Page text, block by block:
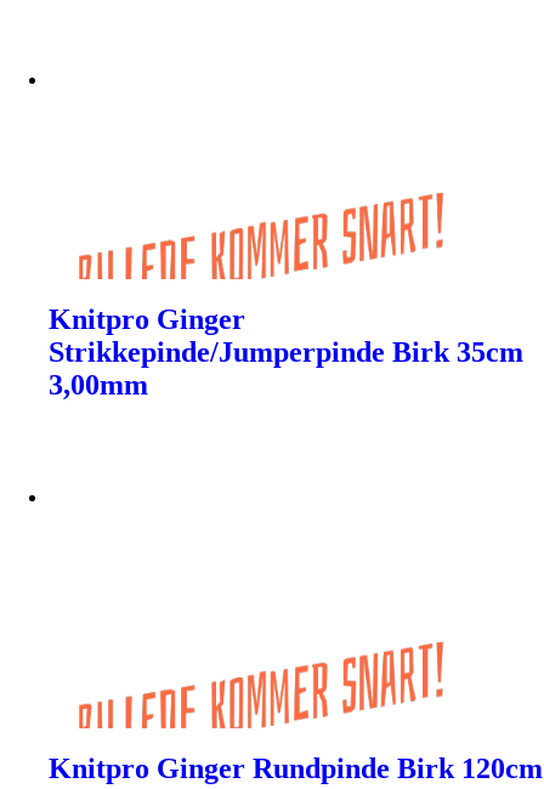
Knitpro Ginger
Strikkepinde/Jumperpinde Birk 35cm
3,00mm
Knitpro Ginger Rundpinde Birk 120cm